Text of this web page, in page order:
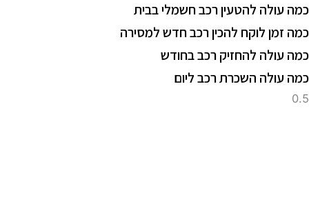
עולה להטעין רכב חשמלי בבית
זמן לוקח להכין רכב חדש למסירה
עולה להחזיק רכב בחודש
עולה השכרת רכב ליום